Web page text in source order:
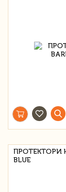
ПРОТЕКТОРИ
BLUE